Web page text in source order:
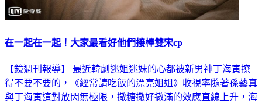
在一起在一起！大家最看好他們接棒雙宋cp
【鏡週刊報導】 最近韓劇迷姐迷妹的心都被新男神丁海寅撩
得不要不要的，《經常請吃飯的漂亮姐姐》收視率隨著孫藝真
與丁海寅這對放閃無極限，撒糖撒好撒滿的效應直線上升，海